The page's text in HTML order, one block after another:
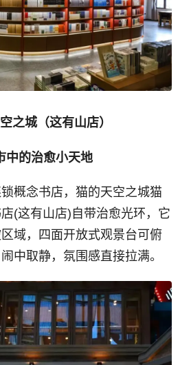
之城（这有山店）
中的治愈小天地
概念书店，猫的天空之城猫
(这有山店)自带治愈光环，它
域，四面开放式观景台可俯
中取静，氛围感直接拉满。